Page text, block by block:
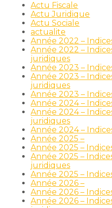
Actu Fiscale
Actu Juridique
Actu Sociale
actualite
Année 2022 –
Année 2022 –
juridiques
Année 2023 –
Année 2023 –
juridiques
Année 2023 –
Année 2024 –
Année 2024 –
juridiques
Année 2024 –
Année 2025 –
Année 2025 –
Année 2025 –
juridiques
Année 2025 –
Année 2026 –
Année 2026 –
Année 2026 –